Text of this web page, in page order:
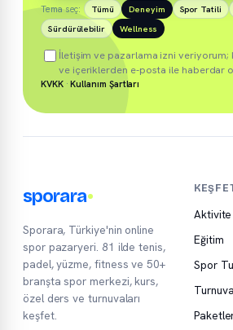
Tema seç: Tümü Deneyim Spor Tatili
Sürdürülebilir
Wellness
İletişim ve pazarlama izni veriyorum;
ve içeriklerden e-posta ile haberdar
KVKK·Kullanım Şartları
sporara
Sporara, Türkiye'nin online
spor pazaryeri. 81 ilde tenis,
padel, yüzme, fitness ve 50+
branşta spor merkezi, kurs,
özel ders ve turnuvaları
keşfet.
Aktivite
Eğitim
Spor
Turnuva